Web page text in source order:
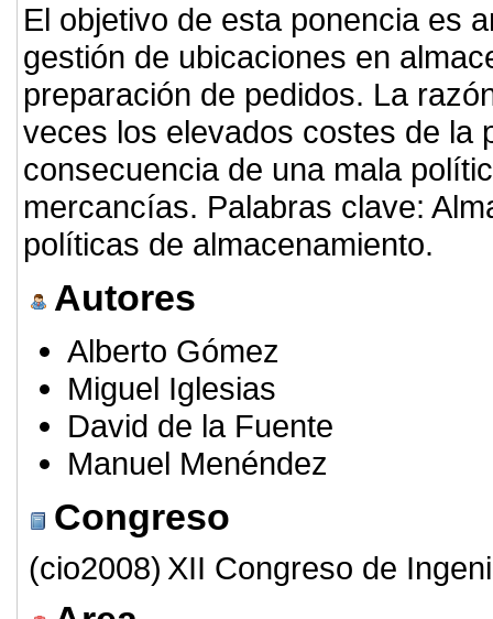
El objetivo de esta ponencia es
gestión de ubicaciones en
preparación de pedidos. La
veces los elevados costes de la
consecuencia de una mala
mercancías. Palabras clave:
políticas de almacenamiento.
Autores
Alberto Gómez
Miguel Iglesias
David de la Fuente
Manuel Menéndez
Congreso
(cio2008) XII Congreso de